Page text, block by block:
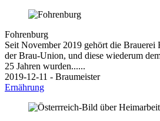
Fohrenburg
Seit November 2019 gehört die Brauerei
der Brau-Union, und diese wiederum
25 Jahren wurden......
2019-12-11 - Braumeister
Ernährung